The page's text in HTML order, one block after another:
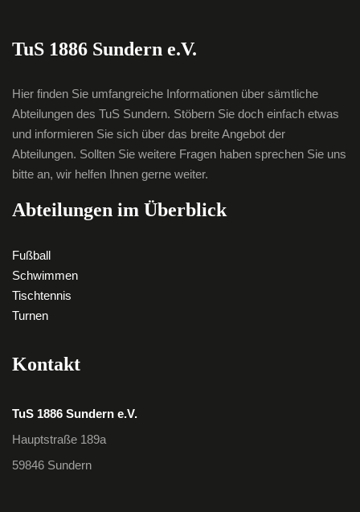
TuS 1886 Sundern e.V.
Hier finden Sie umfangreiche Informationen über sämtliche
Abteilungen des TuS Sundern. Stöbern Sie doch einfach etwas
und informieren Sie sich über das breite Angebot der
Abteilungen. Sollten Sie weitere Fragen haben sprechen Sie uns
bitte an, wir helfen Ihnen gerne weiter.
Abteilungen im Überblick
Fußball
Schwimmen
Tischtennis
Turnen
Kontakt
TuS 1886 Sundern e.V.
Hauptstraße 189a
59846 Sundern